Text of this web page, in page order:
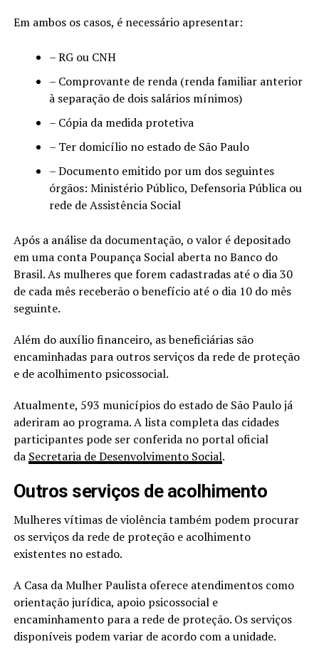
Em ambos os casos, é necessário apresentar:
– RG ou CNH
– Comprovante de renda (renda familiar anterior
à separação de dois salários mínimos)
– Cópia da medida protetiva
– Ter domicílio no estado de São Paulo
– Documento emitido por um dos seguintes
órgãos: Ministério Público, Defensoria Pública ou
rede de Assistência Social
Após a análise da documentação, o valor é depositado
em uma conta Poupança Social aberta no Banco do
Brasil. As mulheres que forem cadastradas até o dia 30
de cada mês receberão o benefício até o dia 10 do mês
seguinte.
Além do auxílio financeiro, as beneficiárias são
encaminhadas para outros serviços da rede de proteção
e de acolhimento psicossocial.
Atualmente, 593 municípios do estado de São Paulo já
aderiram ao programa. A lista completa das cidades
participantes pode ser conferida no portal oficial
da Secretaria de Desenvolvimento Social.
Outros serviços de acolhimento
Mulheres vítimas de violência também podem procurar
os serviços da rede de proteção e acolhimento
existentes no estado.
A Casa da Mulher Paulista oferece atendimentos como
orientação jurídica, apoio psicossocial e
encaminhamento para a rede de proteção. Os serviços
disponíveis podem variar de acordo com a unidade.